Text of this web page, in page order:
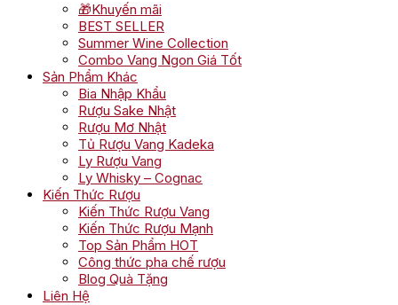
🎁Khuyến mãi
BEST SELLER
Summer Wine Collection
Combo Vang Ngon Giá Tốt
Sản Phẩm Khác
Bia Nhập Khẩu
Rượu Sake Nhật
Rượu Mơ Nhật
Tủ Rượu Vang Kadeka
Ly Rượu Vang
Ly Whisky – Cognac
Kiến Thức Rượu
Kiến Thức Rượu Vang
Kiến Thức Rượu Mạnh
Top Sản Phẩm HOT
Công thức pha chế rượu
Blog Quà Tặng
Liên Hệ